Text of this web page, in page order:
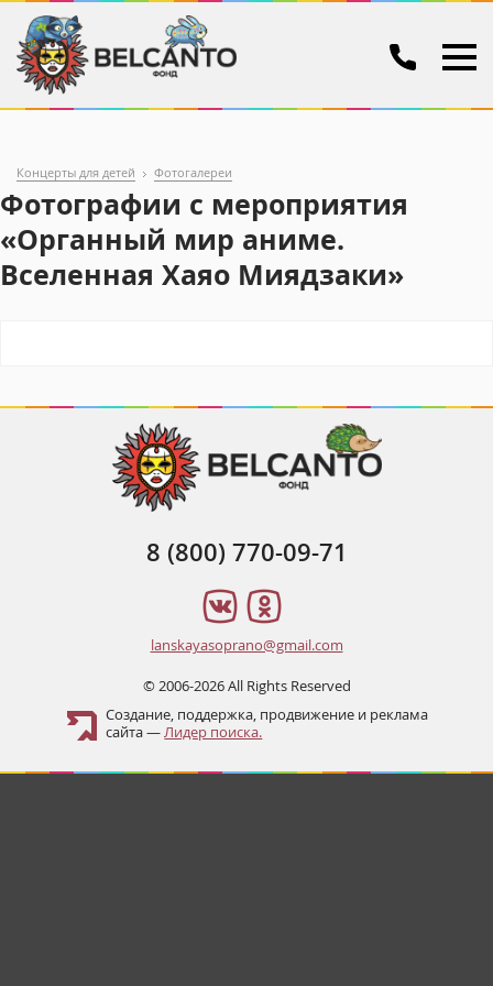
Концерты для детей Фотогалереи
Фотографии с мероприятия
«Органный мир аниме.
Вселенная Хаяо Миядзаки»
8 (800) 770-09-71
lanskayasoprano@gmail.com
© 2006-2026 All Rights Reserved
Создание, поддержка, продвижение и реклама
сайта —Лидер поиска.